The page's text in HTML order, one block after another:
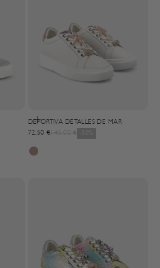
Choisir les options
DEPORTIVA DETALLES DE MAR
Prix de vente
72,50 €Prix normal
145,00 € -50%